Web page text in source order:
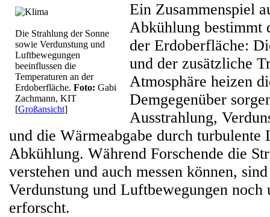
Die Strahlung der Sonne
sowie Verdunstung und
Luftbewegungen
beeinflussen die
Temperaturen an der
Erdoberfläche. Foto: Gabi
Zachmann, KIT
[Großansicht]
Ein Zusammenspiel
Abkühlung bestimmt
der Erdoberfläche:
und der zusätzliche
Atmosphäre heizen
Demgegenüber
Ausstrahlung,
und die Wärmeabgabe durch turbulente
Abkühlung. Während Forschende die
verstehen und auch messen können,
Verdunstung und Luftbewegungen noch
erforscht.